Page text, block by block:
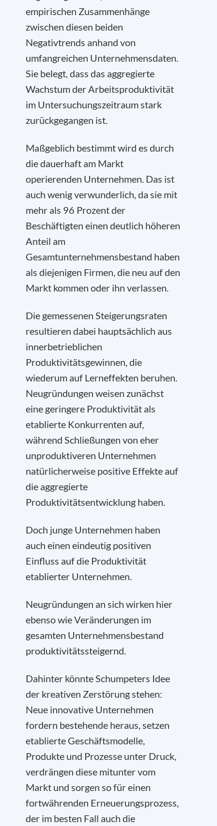
empirischen Zusammenhänge
zwischen diesen beiden
Negativtrends anhand von
umfangreichen Unternehmensdaten.
Sie belegt, dass das aggregierte
Wachstum der Arbeitsproduktivität
im Untersuchungszeitraum stark
zurückgegangen ist.
Maßgeblich bestimmt wird es durch
die dauerhaft am Markt
operierenden Unternehmen. Das ist
auch wenig verwunderlich, da sie mit
mehr als 96 Prozent der
Beschäftigten einen deutlich höheren
Anteil am
Gesamtunternehmensbestand haben
als diejenigen Firmen, die neu auf den
Markt kommen oder ihn verlassen.
Die gemessenen Steigerungsraten
resultieren dabei hauptsächlich aus
innerbetrieblichen
Produktivitätsgewinnen, die
wiederum auf Lerneffekten beruhen.
Neugründungen weisen zunächst
eine geringere Produktivität als
etablierte Konkurrenten auf,
während Schließungen von eher
unproduktiveren Unternehmen
natürlicherweise positive Effekte auf
die aggregierte
Produktivitätsentwicklung haben.
Doch junge Unternehmen haben
auch einen eindeutig positiven
Einfluss auf die Produktivität
etablierter Unternehmen.
Neugründungen an sich wirken hier
ebenso wie Veränderungen im
gesamten Unternehmensbestand
produktivitätssteigernd.
Dahinter könnte Schumpeters Idee
der kreativen Zerstörung stehen:
Neue innovative Unternehmen
fordern bestehende heraus, setzen
etablierte Geschäftsmodelle,
Produkte und Prozesse unter Druck,
verdrängen diese mitunter vom
Markt und sorgen so für einen
fortwährenden Erneuerungsprozess,
der im besten Fall auch die